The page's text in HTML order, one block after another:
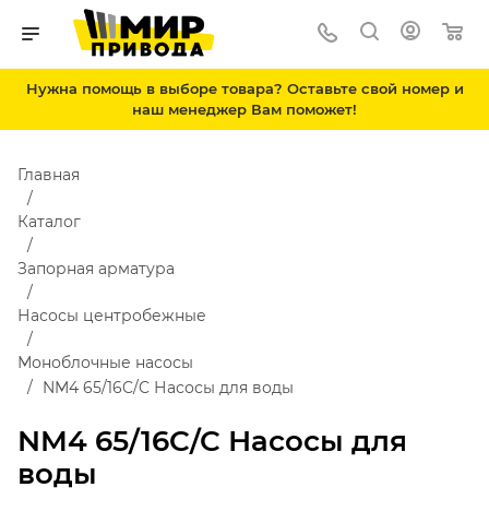
Нужна помощь в выборе товара? Оставьте свой номер и
наш менеджер Вам поможет!
NM4 65/16C/C Насосы для
воды
Главная
Каталог
Запорная арматура
Насосы центробежные
Моноблочные насосы
NM4 65/16C/C Насосы для воды